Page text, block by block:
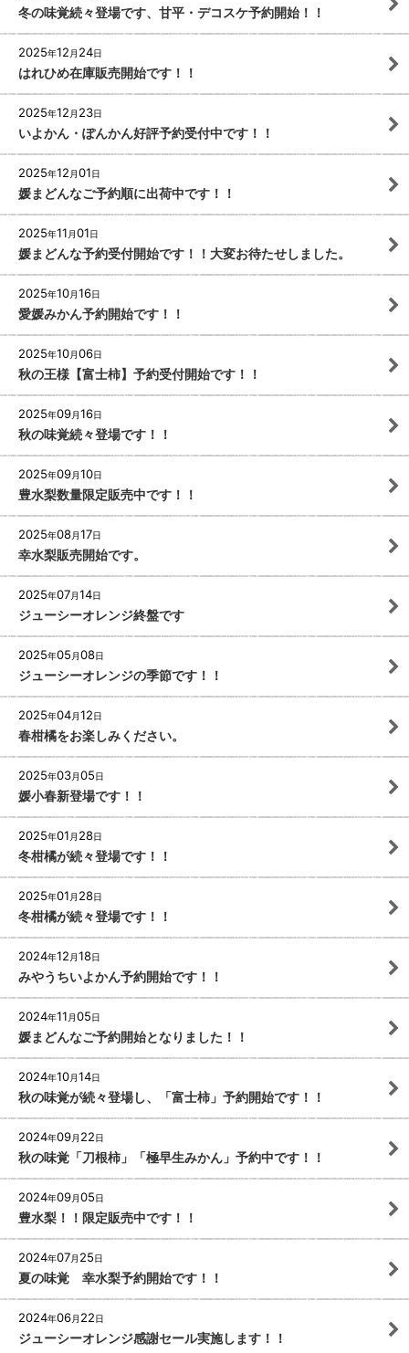
冬の味覚続々登場です、甘平・デコスケ予約開始！！
2025年12 月 24日
はれひめ在庫販売開始です！！
2025年12 月 23日
いよかん・ぽんかん好評予約受付中です！！
2025年12 月01日
媛まどんなご予約順に出荷中です！！
2025年11 月01日
媛まどんな予約受付開始です！！大変お待たせしました。
2025年10月16日
愛媛みかん予約開始です！！
2025年10月06日
秋の王様【富士柿】予約受付開始です！！
2025年09月16日
秋の味覚続々登場です！！
2025年09月10日
豊水梨数量限定販売中です！！
2025年08月17日
幸水梨販売開始です。
2025年07月14日
ジューシーオレンジ終盤です
2025年05 月08日
ジューシーオレンジの季節です！！
2025年04月12日
春柑橘をお楽しみください。
2025年03月05日
媛小春新登場です！！
2025年01 月 28日
冬柑橘が続々登場です！！
2025年01 月 28日
冬柑橘が続々登場です！！
2024年12 月18日
みやうちいよかん予約開始です！！
2024年11 月05日
媛まどんなご予約開始となりました！！
2024年10月14日
秋の味覚が続々登場し、「富士柿」予約開始です！！
2024年09月 22日
秋の味覚「刀根柿」「極早生みかん」予約中です！！
2024年09月05日
豊水梨！！限定販売中です！！
2024年07月 25日
夏の味覚 幸水梨予約開始です！！
2024年06月 22日
ジューシーオレンジ感謝セール実施します！！